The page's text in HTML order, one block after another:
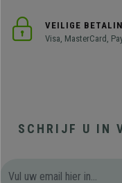
VEILIGE
Visa, MasterCard,
SCHRIJF U IN